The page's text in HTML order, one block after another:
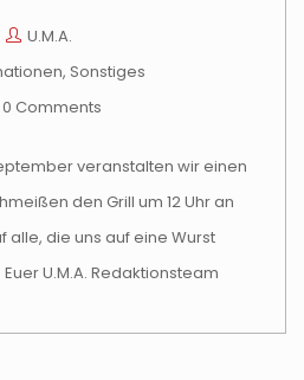
U.M.A.
, Sonstiges
0 Comments
veranstalten wir einen
den Grill um 12 Uhr an
alle, die uns auf eine Wurst
U.M.A. Redaktionsteam